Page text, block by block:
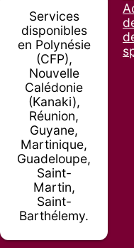
Services
disponibles
en Polynésie
(CFP),
Nouvelle
Calédonie
(Kanaki),
Réunion,
Guyane,
Martinique,
Guadeloupe,
Saint-
Martin,
Saint-
Barthélemy.